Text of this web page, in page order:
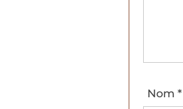
Nom *